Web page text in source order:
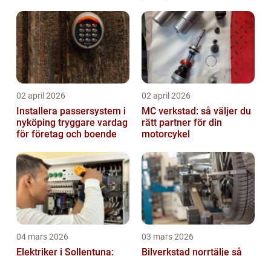
02 april 2026
Installera passersystem i
nyköping tryggare vardag
för företag och boende
02 april 2026
MC verkstad: så väljer du
rätt partner för din
motorcykel
04 mars 2026
Elektriker i Sollentuna:
03 mars 2026
Bilverkstad norrtälje så